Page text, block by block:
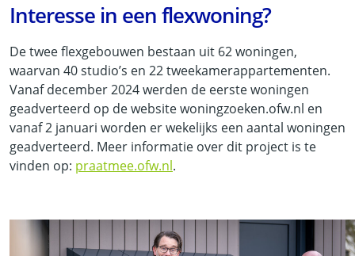
Interesse in een flexwoning?
De twee flexgebouwen bestaan uit 62 woningen,
waarvan 40 studio’s en 22 tweekamerappartementen.
Vanaf december 2024 werden de eerste woningen
geadverteerd op de website woningzoeken.ofw.nl en
vanaf 2 januari worden er wekelijks een aantal woningen
geadverteerd. Meer informatie over dit project is te
vinden op: praatmee.ofw.nl.